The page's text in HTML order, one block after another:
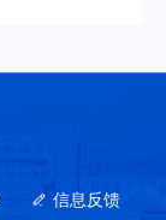
信息反馈